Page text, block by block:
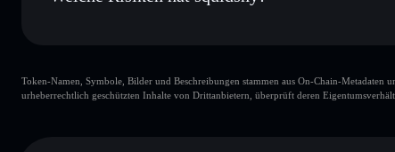
Token-Namen, Symbole, Bilder und Beschreibungen stammen aus On-Chain-
urheberrechtlich geschützten Inhalte von Drittanbietern, überprüft deren